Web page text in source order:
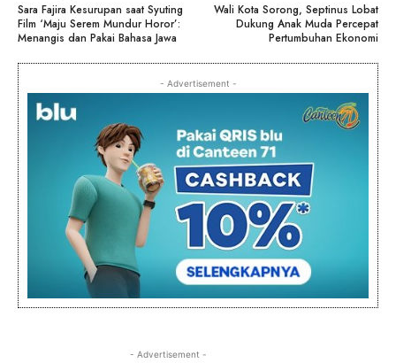
Sara Fajira Kesurupan saat Syuting
Film ‘Maju Serem Mundur Horor’:
Menangis dan Pakai Bahasa Jawa
Wali Kota Sorong, Septinus Lobat
Dukung Anak Muda Percepat
Pertumbuhan Ekonomi
- Advertisement -
- Advertisement -